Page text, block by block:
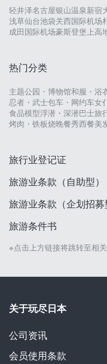
轻井泽名古屋银山温泉新宿
浅草仙台池袋关西国际机场
成田国际机场豪斯登堡 上高
热门分类
主题公园・博物馆和服・浴
忍者・武士包车・网约车女
食品模型浮潜・深潜巴士旅
烤肉・铁板烧晚餐秀西餐美
旅行业登记证
旅游业条款（自助型）
旅游业条款（企划招募
旅游条件书
※点击上方链接将跳转至相关
关于玩尽日本
公司资讯
会员使用条款